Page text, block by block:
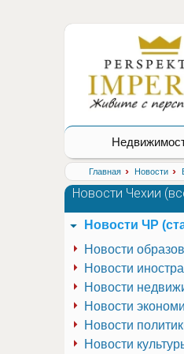
Главная › Новости ›
Новости Чехии (
Новости
Новости
Новости ЧР